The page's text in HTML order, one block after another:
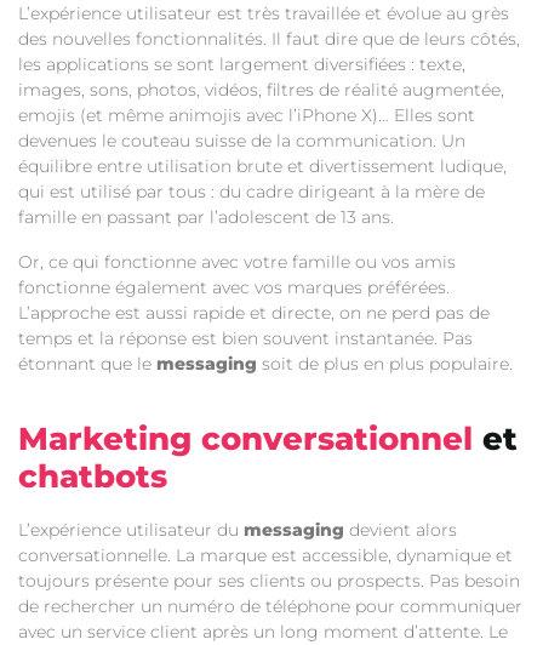
L’expérience utilisateur est très travaillée et évolue au grès
des nouvelles fonctionnalités. Il faut dire que de leurs côtés,
les applications se sont largement diversifiées : texte,
images, sons, photos, vidéos, filtres de réalité augmentée,
emojis (et même animojis avec l’iPhone X)… Elles sont
devenues le couteau suisse de la communication. Un
équilibre entre utilisation brute et divertissement ludique,
qui est utilisé par tous : du cadre dirigeant à la mère de
famille en passant par l’adolescent de 13 ans.
Or, ce qui fonctionne avec votre famille ou vos amis
fonctionne également avec vos marques préférées.
L’approche est aussi rapide et directe, on ne perd pas de
temps et la réponse est bien souvent instantanée. Pas
étonnant que le messaging soit de plus en plus populaire.
Marketing conversationnel et
chatbots
L’expérience utilisateur du messaging devient alors
conversationnelle. La marque est accessible, dynamique et
toujours présente pour ses clients ou prospects. Pas besoin
de rechercher un numéro de téléphone pour communiquer
avec un service client après un long moment d’attente. Le